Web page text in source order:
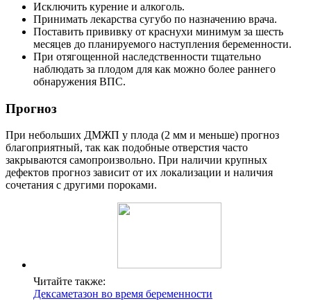
Исключить курение и алкоголь.
Принимать лекарства сугубо по назначению врача.
Поставить прививку от краснухи минимум за шесть
месяцев до планируемого наступления беременности.
При отягощенной наследственности тщательно
наблюдать за плодом для как можно более раннего
обнаружения ВПС.
Прогноз
При небольших ДМЖП у плода (2 мм и меньше) прогноз
благоприятный, так как подобные отверстия часто
закрываются самопроизвольно. При наличии крупных
дефектов прогноз зависит от их локализации и наличия
сочетания с другими пороками.
Читайте также:
Дексаметазон во время беременности